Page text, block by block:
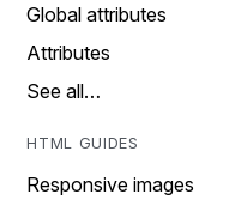
Global attributes
Attributes
See all…
HTML GUIDES
Responsive images